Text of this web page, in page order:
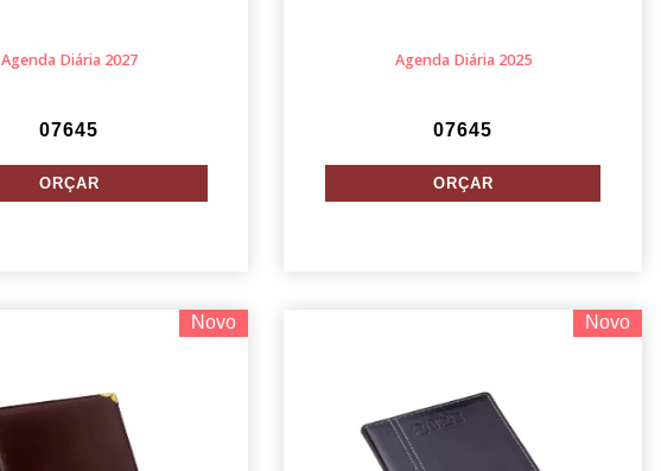
Agenda Diária 2027
07645
Agenda Diária 2025
07645
Novo Novo